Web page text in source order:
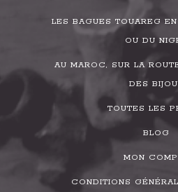
LES BAGUES TOUAREG
OU DU
AU MAROC, SUR LA
DES
TOUTES LES
BLOG
MON
CONDITIONS